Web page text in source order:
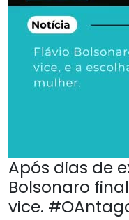
Após dias de
Bolsonaro
vice.